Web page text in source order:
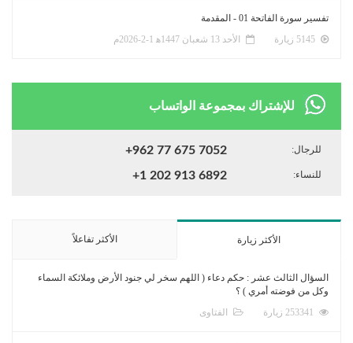
تفسير سورة الفاتحة 01 - المقدمة
الأحد 13 شعبان 1447ﻫ 1-2-2026م
للإشتراك بمجموعة الواتساب
للرجال: +962 77 675 7052
للنساء: +1 202 913 6892
الأكثر زيارة الأكثر تفاعلاً
السؤال الثالث عشر : حكم دعاء ( اللهم سخر لي جنود الأرض وملائكة السماء
وكل من فوضته أمري ) ؟
الفتاوى